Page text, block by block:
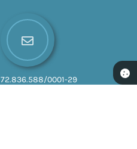
72.836.588/0001-29